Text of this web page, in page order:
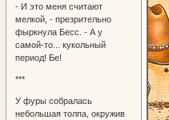
- И это меня считают
мелкой, - презрительно
фыркнула Бесс. - А у
самой-то... кукольный
период! Бе!
***
У фуры собралась
небольшая толпа, окружив